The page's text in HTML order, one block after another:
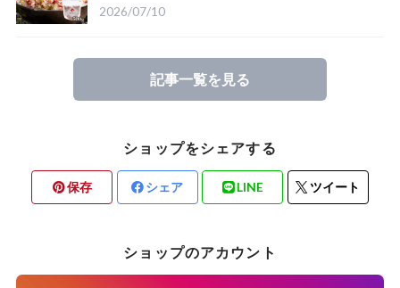
2026/07/10
記事一覧を見る
ショップをシェアする
保存 シェア LINE ツイート
ショップのアカウント